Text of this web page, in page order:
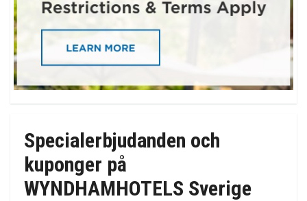
Specialerbjudanden och
kuponger på
WYNDHAMHOTELS Sverige